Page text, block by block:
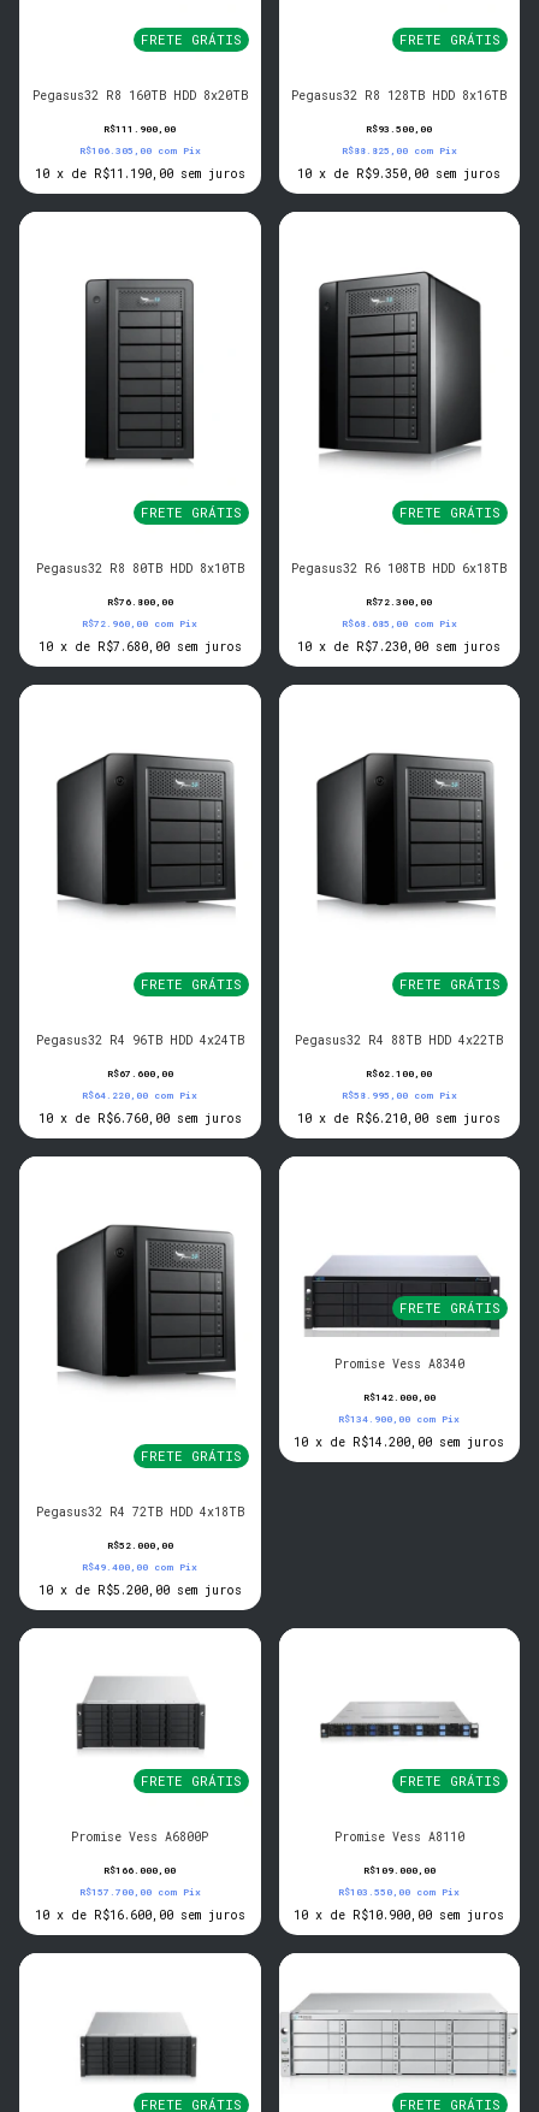
FRETE GRÁTIS
Pegasus32 R8 160TB HDD 8x20TB
R$111.900,00
R$106.305,00 com Pix
10 x de R$11.190,00 sem juros
FRETE GRÁTIS
Pegasus32 R8 128TB HDD 8x16TB
R$93.500,00
R$88.825,00 com Pix
10 x de R$9.350,00 sem juros
FRETE GRÁTIS
Pegasus32 R8 80TB HDD 8x10TB
R$76.800,00
R$72.960,00 com Pix
10 x de R$7.680,00 sem juros
FRETE GRÁTIS
Pegasus32 R6 108TB HDD 6x18TB
R$72.300,00
R$68.685,00 com Pix
10 x de R$7.230,00 sem juros
FRETE GRÁTIS
Pegasus32 R4 96TB HDD 4x24TB
R$67.600,00
R$64.220,00 com Pix
10 x de R$6.760,00 sem juros
FRETE GRÁTIS
Pegasus32 R4 88TB HDD 4x22TB
R$62.100,00
R$58.995,00 com Pix
10 x de R$6.210,00 sem juros
FRETE GRÁTIS
Pegasus32 R4 72TB HDD 4x18TB
R$52.000,00
R$49.400,00 com Pix
10 x de R$5.200,00 sem juros
FRETE GRÁTIS
Promise Vess A8340
R$142.000,00
R$134.900,00 com Pix
10 x de R$14.200,00 sem juros
FRETE GRÁTIS
Promise Vess A6800P
R$166.000,00
R$157.700,00 com Pix
10 x de R$16.600,00 sem juros
FRETE GRÁTIS
Promise Vess A8110
R$109.000,00
R$103.550,00 com Pix
10 x de R$10.900,00 sem juros
FRETE GRÁTIS FRETE GRÁTIS